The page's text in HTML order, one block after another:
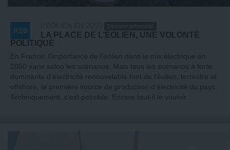
P.20
LA PLACE DE L’ÉOLIEN, UNE VOLONTÉ
POLITIQUE
En France, l’importance de l’éolien dans le mix électrique en
2050 varie selon les scénarios. Mais tous les scénarios à forte
dominante d’électricité renouvelable font de l’éolien, terrestre et
offshore, la première source de production d’électricité du pays.
Techniquement, c’est possible. Encore faut-il le vouloir.